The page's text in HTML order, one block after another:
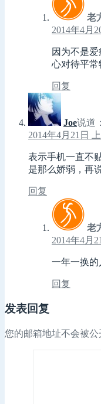
老
2014年4月
因为不是
心对待平常
回复
Joe说道：
2014年4月21日
表示手机一直不
是那么娇弱，再
回复
老
2014年4月
一年一换的
回复
发表回复
您的邮箱地址不会被公